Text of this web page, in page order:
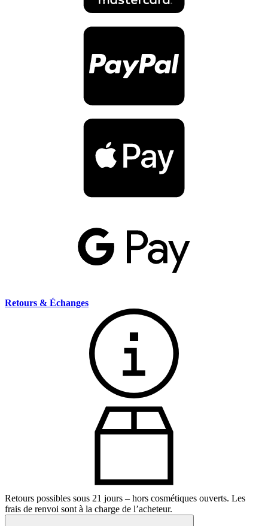
Retours & Échanges
Retours possibles sous 21 jours – hors cosmétiques ouverts. Les
frais de renvoi sont à la charge de l’acheteur.